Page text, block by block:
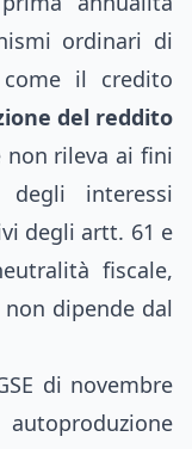
ordinari di
il credito
del reddito
non rileva ai fini
interessi
degli artt. 61 e
fiscale,
dipende dal
di novembre